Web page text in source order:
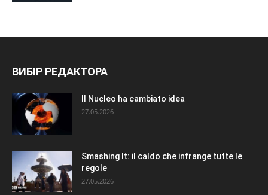
ВИБІР РЕДАКТОРА
Il Nucleo ha cambiato idea
27.05.2026
Smashing It: il caldo che infrange tutte le
regole
27.05.2026